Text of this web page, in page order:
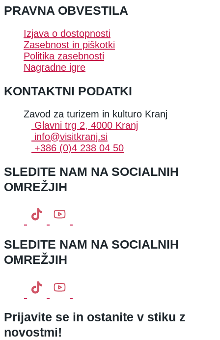
PRAVNA OBVESTILA
Izjava o dostopnosti
Zasebnost in piškotki
Politika zasebnosti
Nagradne igre
KONTAKTNI PODATKI
Zavod za turizem in kulturo Kranj
Glavni trg 2, 4000 Kranj
info@visitkranj.si
+386 (0)4 238 04 50
SLEDITE NAM NA SOCIALNIH
OMREŽJIH
SLEDITE NAM NA SOCIALNIH
OMREŽJIH
Prijavite se in ostanite v stiku z
novostmi!